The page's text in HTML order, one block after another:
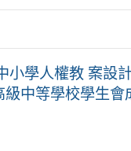
小學人權教 案設
級中等學校學生會